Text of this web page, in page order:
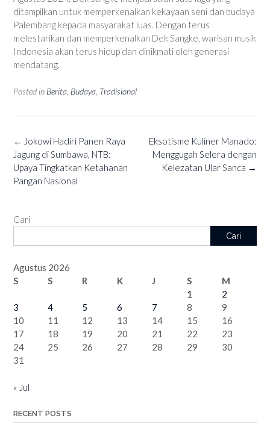
ditampilkan untuk memperkenalkan kekayaan seni dan budaya
Palembang kepada masyarakat luas. Dengan terus
melestarikan dan memperkenalkan Dek Sangke, warisan musik
Indonesia akan terus hidup dan dinikmati oleh generasi
mendatang.
Posted in Berita Budaya Tradisional
Post
navigation
Eksotisme Kuliner Manado:
Menggugah Selera dengan
Kelezatan Ular Sanca →
← Jokowi Hadiri Panen Raya
Jagung di Sumbawa, NTB:
Upaya Tingkatkan Ketahanan
Pangan Nasional
Cari
Cari
Agustus 2026
S
S R K J S
M
1
2
3
4 5 6 7 8
9
10
11 12 13 14 15
16
17
18 19 20 21 22
23
24
25 26 27 28 29
30
31
« Jul
RECENT POSTS